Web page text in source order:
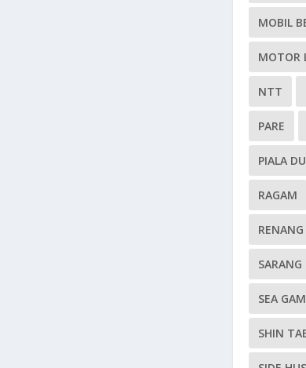
MOBIL
MOTOR
NTT
PARE
PIALA
RAGAM
RENANG
SEA
SHIN